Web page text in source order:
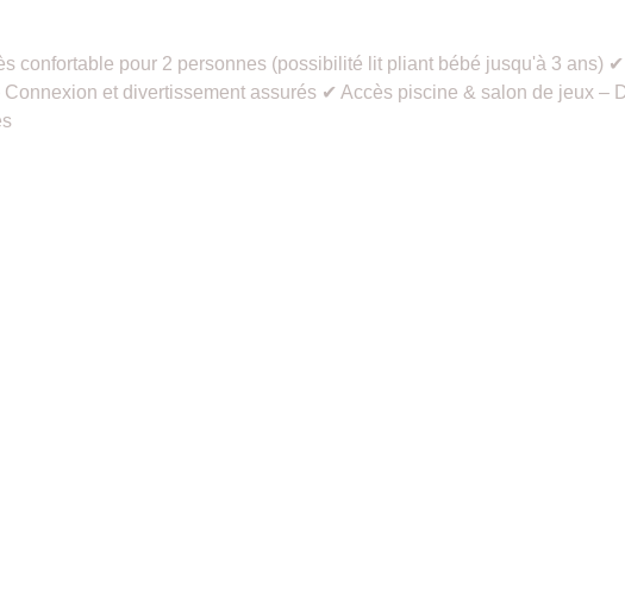
confortable pour 2 personnes (possibilité lit pliant bébé jusqu'à 3 ans)
et divertissement assurés ✔ Accès piscine & salon de jeux –